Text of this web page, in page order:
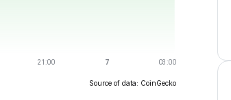
Source of data: CoinGecko